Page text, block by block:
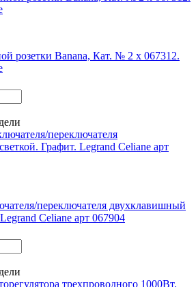
розетки Banana, Кат. № 2 х 067312.
переключателя двухклавишный
Celiane арт 067904